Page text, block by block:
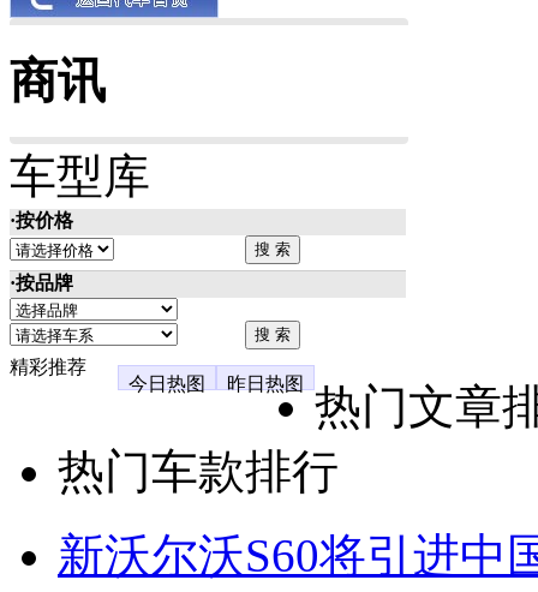
商讯
车型库
·按价格
·按品牌
精彩推荐
今日热图
昨日热图
热门文章
热门车款排行
新沃尔沃S60将引进中